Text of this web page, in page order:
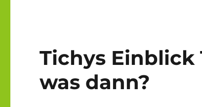
Tichys Einblick
was dann?